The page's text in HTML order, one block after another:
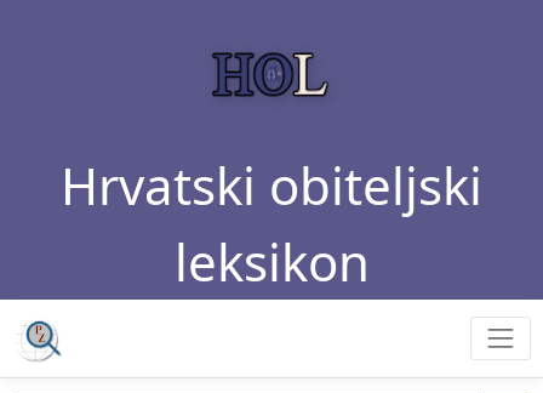
Hrvatski obiteljski
leksikon